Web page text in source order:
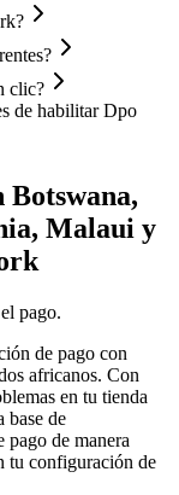
clic?
de habilitar Dpo
Botswana,
Malaui y
pago.
de pago con
africanos. Con
en tu tienda
base de
pago de manera
tu configuración de